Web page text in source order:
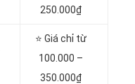
250.000₫
⭐ Giá chỉ từ
100.000 –
350.000₫